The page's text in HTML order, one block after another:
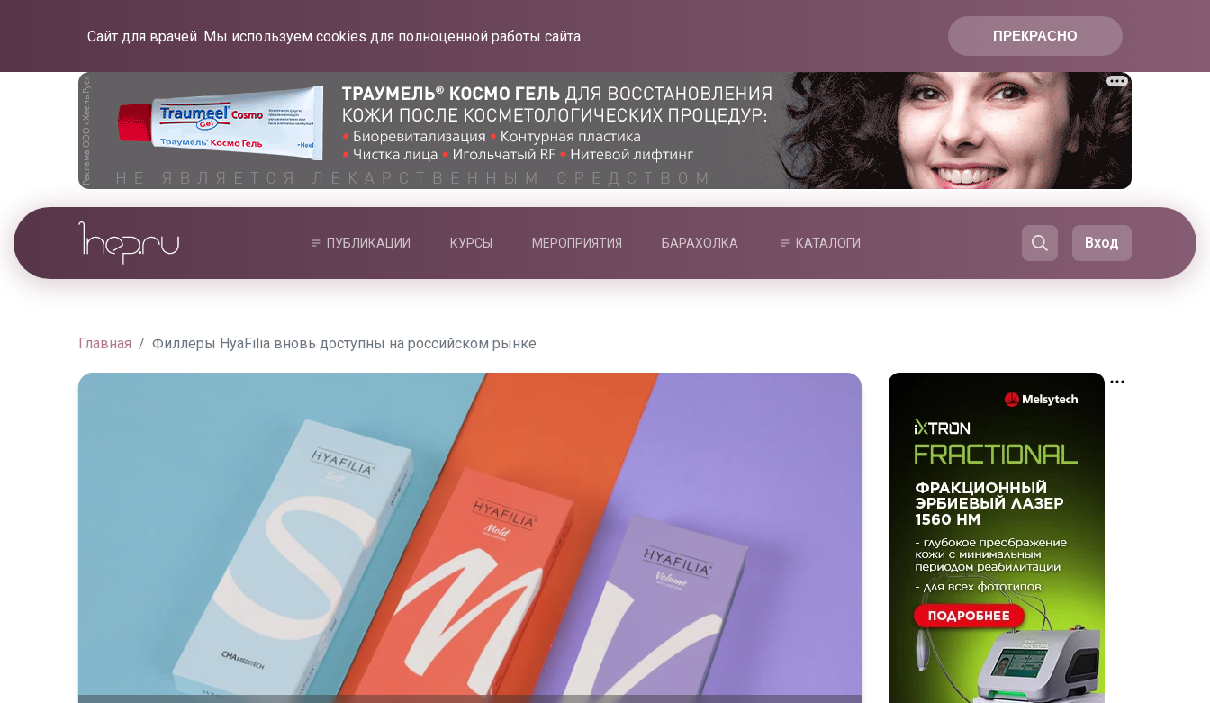
ПРЕКРАСНО
Сайт для врачей. Мы используем cookies для полноценной работы сайта.
ПУБЛИКАЦИИ КУРСЫ МЕРОПРИЯТИЯ БАРАХОЛКА КАТАЛОГИ Вход
Главная Филлеры HyaFilia вновь доступны на российском рынке